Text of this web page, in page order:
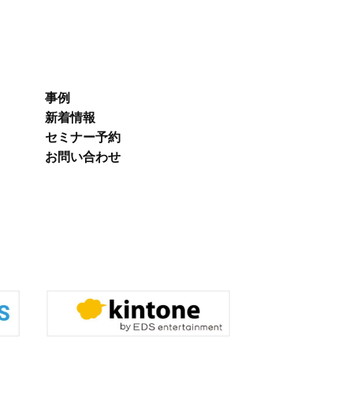
事例
新着情報
セミナー予約
お問い合わせ